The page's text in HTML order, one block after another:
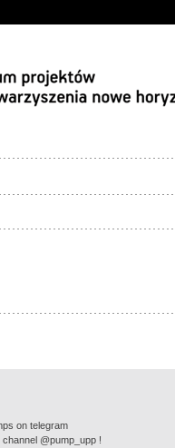
on telegram
@pump_upp !